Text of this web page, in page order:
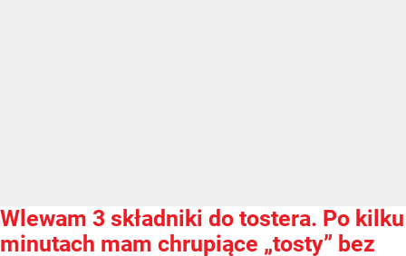
Wlewam 3 składniki do tostera. Po kilku
minutach mam chrupiące „tosty” bez